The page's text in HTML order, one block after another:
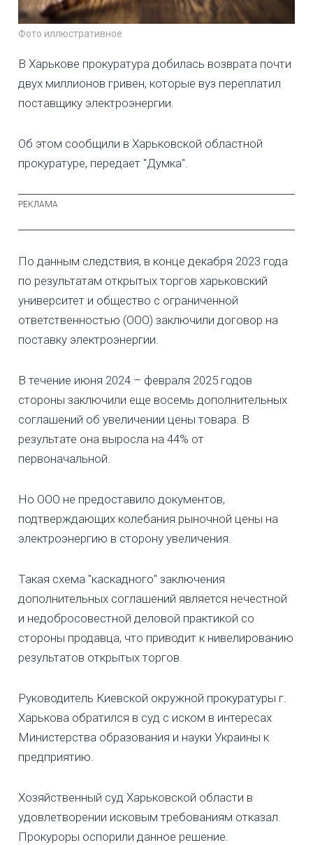
Фото иллюстративное
В Харькове прокуратура добилась возврата почти
двух миллионов гривен, которые вуз переплатил
поставщику электроэнергии.
Об этом сообщили в Харьковской областной
прокуратуре, передает "Думка".
По данным следствия, в конце декабря 2023 года
по результатам открытых торгов харьковский
университет и общество с ограниченной
ответственностью (ООО) заключили договор на
поставку электроэнергии.
В течение июня 2024 – февраля 2025 годов
стороны заключили еще восемь дополнительных
соглашений об увеличении цены товара. В
результате она выросла на 44% от
первоначальной.
Но ООО не предоставило документов,
подтверждающих колебания рыночной цены на
электроэнергию в сторону увеличения.
Такая схема "каскадного" заключения
дополнительных соглашений является нечестной
и недобросовестной деловой практикой со
стороны продавца, что приводит к нивелированию
результатов открытых торгов.
Руководитель Киевской окружной прокуратуры г.
Харькова обратился в суд с иском в интересах
Министерства образования и науки Украины к
предприятию.
Хозяйственный суд Харьковской области в
удовлетворении исковым требованиям отказал.
Прокуроры оспорили данное решение.